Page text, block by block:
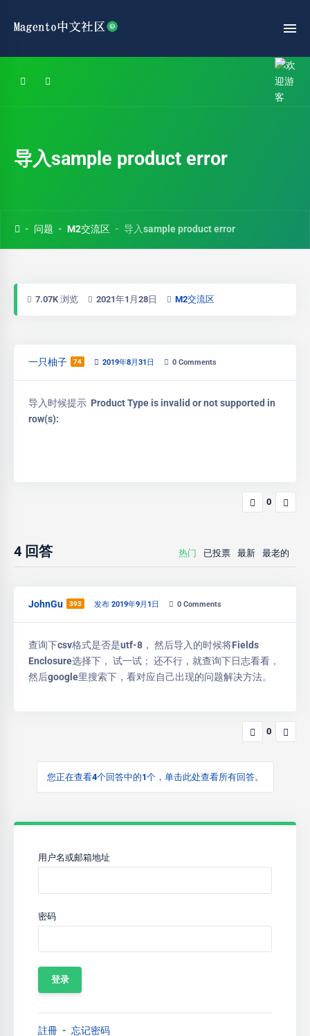
导入sample product error
问题 M2交流区 导入sample product error
7.07K 浏览 2021年1月28日 M2交流区
一只柚子 74 2019年8月31日 0 Comments
导入时候提示 Product Type is invalid or not supported in
row(s):
0
4 回答 热门 已投票 最新 最老的
JohnGu 393 发布 2019年9月1日 0 Comments
查询下csv格式是否是utf-8， 然后导入的时候将Fields
Enclosure选择下， 试一试； 还不行，就查询下日志看看，
然后google里搜索下，看对应自己出现的问题解决方法。
0
您正在查看4个回答中的1个，单击此处查看所有回答。
用户名或邮箱地址
密码
註冊 忘记密码